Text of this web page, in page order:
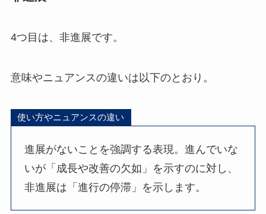
4つ目は、非進展です。
意味やニュアンスの違いは以下のとおり。
使い方やニュアンスの違い
進展がないことを強調する表現。進んでいな
いが「成長や改善の欠如」を示すのに対し、
非進展は「進行の停滞」を示します。